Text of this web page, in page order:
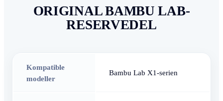
ORIGINAL BAMBU LAB-
RESERVEDEL
Kompatible
modeller
Bambu Lab X1-serien